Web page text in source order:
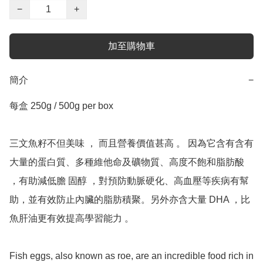
−
+
加至購物車
簡介 −
每盒 250g / 500g per box
三文魚籽不但美味 ， 而且營養價值甚高 。 因為它含有含有
大量的蛋白質、多種維他命及礦物質、高度不飽和脂肪酸
，有助減低膽 固醇 ，對預防動脈硬化、高血壓等疾病有幫
助，並有效防止內臟的脂肪積聚。另外亦含大量 DHA ，比
魚肝油更有效提高學習能力 。
Fish eggs, also known as roe, are an incredible food rich in